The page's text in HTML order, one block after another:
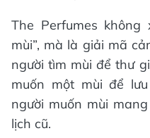
The Perfumes
mùi”, mà là giải mã
người tìm mùi để thư
muốn một mùi để
người muốn mùi
lịch cũ.